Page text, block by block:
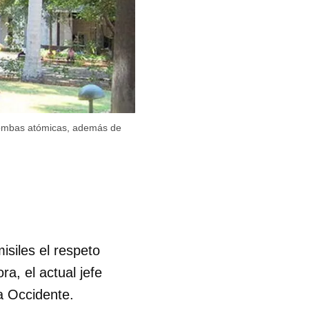
atómicas, además de
el respeto
el actual jefe
Occidente.